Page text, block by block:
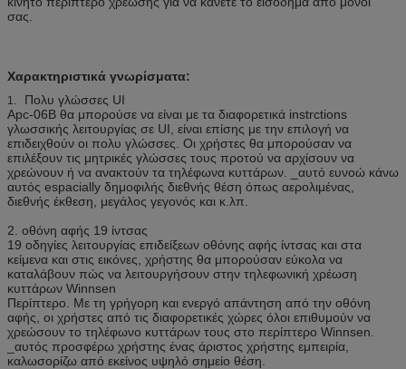
υπολογιστών, μειώνει τη συντήρησή σας στον
χρήση, χρώμα μπορεί να προσαρμοστεί
Επιλογές
υλικού
Αποδέκτης νομισμάτων, αποδέκτης λογαριασμών,
αναγνώστης καρτών, ανιχνευτής δακτυλικών
αποτυπωμάτων, ανιχνευτής γραμμωτών κωδίκων,
εκτυπωτής εισιτηρίων
Wifi, 3G
Εάν το μέρος που θέλετε να προσθέσετε δεν
συμπεριλαμβάνεται ανωτέρω, παρακαλώ μας
ρωτήστε.
Τάση εργασίας 100-240V, 50/60Hz
Λειτουργούσα
θερμοκρασία
0 ~ 50 ℃
Πιστοποιητικό CE, FCC
σας.
Χαρακτηριστικά γνωρίσματα:
1. Πολυ γλώσσες UI
Apc-06B θα μπορούσε να είναι με τα διαφορετικά instrctions
γλωσσικής λειτουργίας σε UI, είναι επίσης με την επιλογή να
επιδειχθούν οι πολυ γλώσσες. Οι χρήστες θα μπορούσαν να
επιλέξουν τις μητρικές γλώσσες τους προτού να αρχίσουν να
χρεώνουν ή να ανακτούν τα τηλέφωνα κυττάρων. _αυτό ευνοώ κάνω
αυτός espacially δημοφιλής διεθνής θέση όπως αερολιμένας,
διεθνής έκθεση, μεγάλος γεγονός και κ.λπ.
2. οθόνη αφής 19 ίντσας
19 οδηγίες λειτουργίας επιδείξεων οθόνης αφής ίντσας και στα
κείμενα και στις εικόνες, χρήστης θα μπορούσαν εύκολα να
καταλάβουν πώς να λειτουργήσουν στην τηλεφωνική χρέωση
κυττάρων Winnsen
Περίπτερο. Με τη γρήγορη και ενεργό απάντηση από την οθόνη
αφής, οι χρήστες από τις διαφορετικές χώρες όλοι επιθυμούν να
χρεώσουν το τηλέφωνο κυττάρων τους στο περίπτερο Winnsen.
_αυτός προσφέρω χρήστης ένας άριστος χρήστης εμπειρία,
καλωσορίζω από εκείνος υψηλό σημείο θέση.